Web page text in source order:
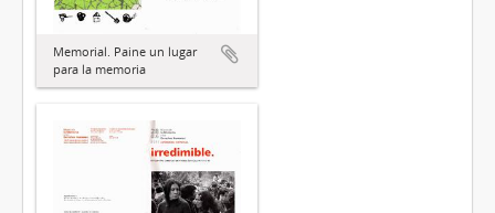
Memorial. Paine un lugar
para la memoria